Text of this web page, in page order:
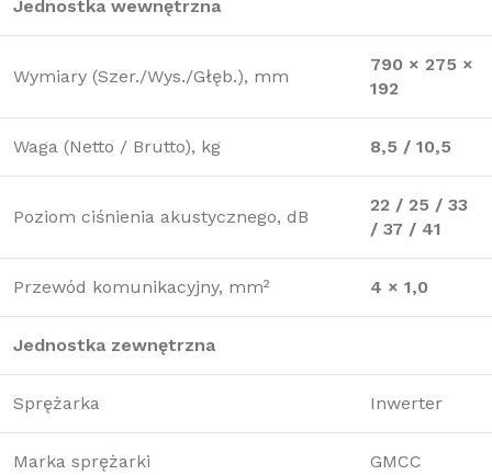
Jednostka wewnętrzna
Wymiary (Szer./Wys./Głęb.), mm
790 × 275 ×
192
Waga (Netto / Brutto), kg 8,5 / 10,5
Poziom ciśnienia akustycznego, dB
22 / 25 / 33
/ 37 / 41
Przewód komunikacyjny, mm² 4 × 1,0
Jednostka zewnętrzna
Sprężarka Inwerter
Marka sprężarki GMCC